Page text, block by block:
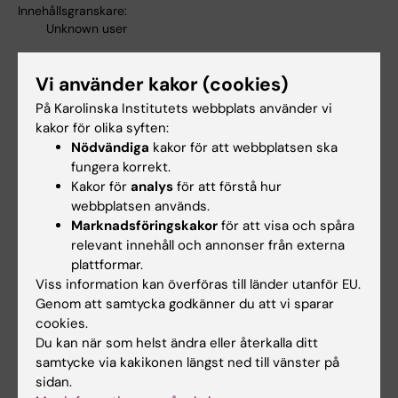
Innehållsgranskare:
Unknown user
Dela
Mer om det här ämnet
Pressmeddelande från Nobelförsamlingen vid
Karolinska Institutet
Årets Nobelpristagare låste upp en av naturens
hemligheter
Nobelpris organisationens hemsida
Vi använder kakor (cookies)
På Karolinska Institutets webbplats använder vi
kakor för olika syften:
Nödvändiga kakor för att webbplatsen ska
fungera korrekt.
Kakor för analys för att förstå hur
webbplatsen används.
Marknadsföringskakor för att visa och spåra
relevant innehåll och annonser från externa
plattformar.
Viss information kan överföras till länder utanför EU.
Genom att samtycka godkänner du att vi sparar
cookies.
Du kan när som helst ändra eller återkalla ditt
samtycke via kakikonen längst ned till vänster på
sidan.